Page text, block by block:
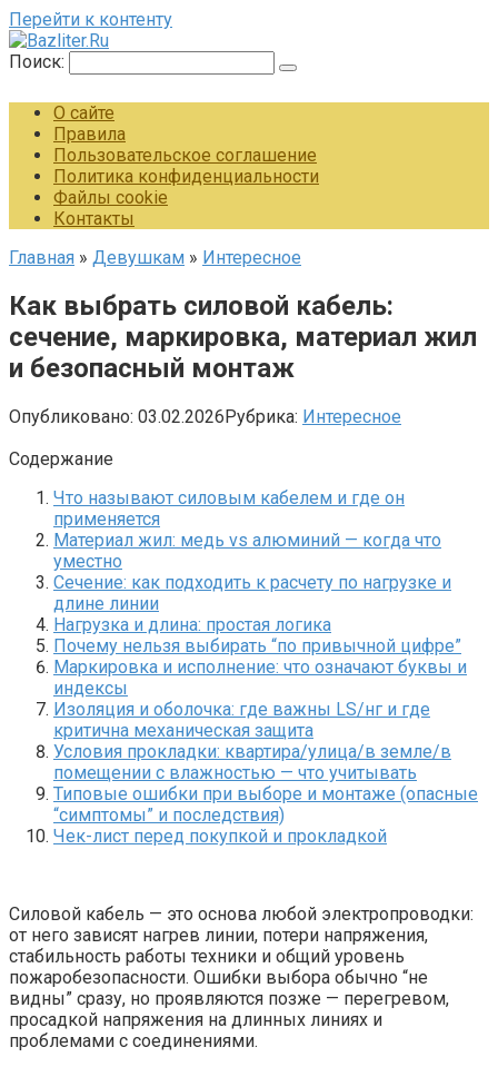
Перейти к контенту
Поиск:
О сайте
Правила
Пользовательское соглашение
Политика конфиденциальности
Файлы cookie
Контакты
Главная » Девушкам » Интересное
Как выбрать силовой кабель:
сечение, маркировка, материал жил
и безопасный монтаж
Опубликовано: 03.02.2026Рубрика: Интересное
Содержание
Что называют силовым кабелем и где он
применяется
Материал жил: медь vs алюминий — когда что
уместно
Сечение: как подходить к расчету по нагрузке и
длине линии
Нагрузка и длина: простая логика
Почему нельзя выбирать “по привычной цифре”
Маркировка и исполнение: что означают буквы и
индексы
Изоляция и оболочка: где важны LS/нг и где
критична механическая защита
Условия прокладки: квартира/улица/в земле/в
помещении с влажностью — что учитывать
Типовые ошибки при выборе и монтаже (опасные
“симптомы” и последствия)
Чек-лист перед покупкой и прокладкой
Силовой кабель — это основа любой электропроводки:
от него зависят нагрев линии, потери напряжения,
стабильность работы техники и общий уровень
пожаробезопасности. Ошибки выбора обычно “не
видны” сразу, но проявляются позже — перегревом,
просадкой напряжения на длинных линиях и
проблемами с соединениями.